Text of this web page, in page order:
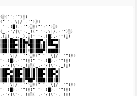
`·.\|/.·´¯)░)
|\`·._)(¯ `·.\|/.·´¯)░)
`·.(█).·´¯)░)
`·.\|/.·´¯)░░(¯ `·.\|/.·´¯)░)
`·.(█).·´¯)░)
|\`·._)░░(_.·´/|\`·._)░)
`·.\|/.·´¯)░░(¯ `·.\|/.·´¯)░)
`·.(█).·´¯)░)
|\`·._)░░(_.·´/|\`·._)░)